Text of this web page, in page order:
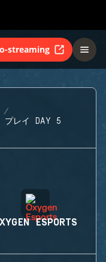
streaming
レイ DAY 5
ESPORTS